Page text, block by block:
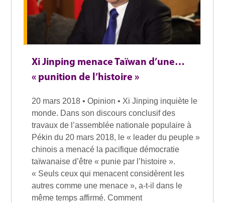
Xi Jinping menace Taïwan d’une…
« punition de l’histoire »
20 mars 2018 • Opinion • Xi Jinping inquiète le
monde. Dans son discours conclusif des
travaux de l’assemblée nationale populaire à
Pékin du 20 mars 2018, le « leader du peuple »
chinois a menacé la pacifique démocratie
taïwanaise d’être « punie par l’histoire ».
« Seuls ceux qui menacent considèrent les
autres comme une menace », a-t-il dans le
même temps affirmé. Comment